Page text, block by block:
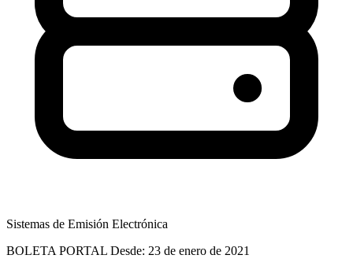
Sistemas de Emisión Electrónica
BOLETA PORTAL Desde: 23 de enero de 2021